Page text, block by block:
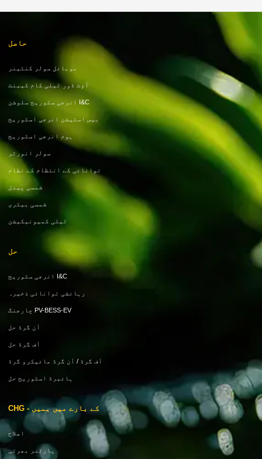
حاصل
موبائل سولر کنٹینر
آؤٹ ڈور ٹیلی کام کیبنٹ
I&C انرجی سٹوریج سلوشن
بیس اسٹیشن انرجی اسٹوریج
ہوم انرجی اسٹوریج
سولر انورٹر
توانائی کے انتظام کے نظام
شمسی پینل
شمسی بیٹری
ٹیلی کمیونیکیشن
حل
I&C انرجی سٹوریج
رہائشی توانائی ذخیرہ
PV-BESS-EV چارجنگ
آن گرڈ حل
آف گرڈ حل
آف گرڈ / آن گرڈ مائیکرو گرڈ
ہائبرڈ اسٹوریج حل
کے بارے میں ہمیں - CHG
اصلاح
پارٹنر بھرتی